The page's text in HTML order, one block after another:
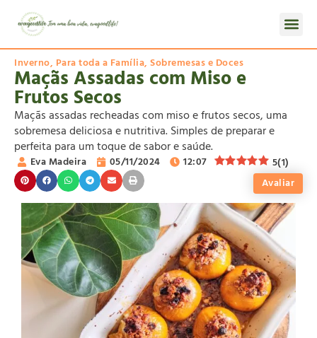
Inverno, Para toda a Família, Sobremesas e Doces
Maçãs Assadas com Miso e
Frutos Secos
Maçãs assadas recheadas com miso e frutos secos, uma
sobremesa deliciosa e nutritiva. Simples de preparar e
perfeita para um toque de sabor e saúde.
Eva Madeira 05/11/2024 12:07 5(1)
Avaliar